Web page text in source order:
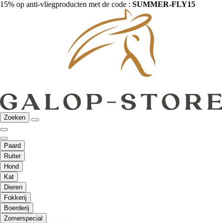
15% op anti-vliegproducten met de code : SUMMER-FLY15
Zoeken
Paard
Ruiter
Hond
Kat
Dieren
Fokkerij
Boerderij
Zomerspecial